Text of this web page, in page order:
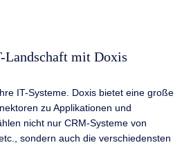
mit Doxis
IT-Systeme. Doxis bietet eine große
zu Applikationen und
nicht nur CRM-Systeme von
sondern auch die verschiedensten